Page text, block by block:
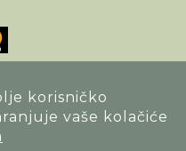
korisničko
vaše kolačiće